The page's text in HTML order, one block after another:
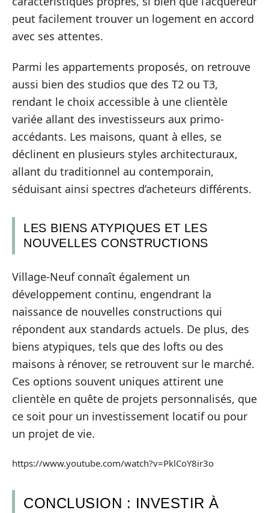
peut facilement trouver un logement en accord
avec ses attentes.
Parmi les appartements proposés, on retrouve
aussi bien des studios que des T2 ou T3,
rendant le choix accessible à une clientèle
variée allant des investisseurs aux primo-
accédants. Les maisons, quant à elles, se
déclinent en plusieurs styles architecturaux,
allant du traditionnel au contemporain,
séduisant ainsi spectres d’acheteurs différents.
LES BIENS ATYPIQUES ET LES
NOUVELLES CONSTRUCTIONS
Village-Neuf connaît également un
développement continu, engendrant la
naissance de nouvelles constructions qui
répondent aux standards actuels. De plus, des
biens atypiques, tels que des lofts ou des
maisons à rénover, se retrouvent sur le marché.
Ces options souvent uniques attirent une
clientèle en quête de projets personnalisés, que
ce soit pour un investissement locatif ou pour
un projet de vie.
https://www.youtube.com/watch?v=PklCoY8ir3o
CONCLUSION : INVESTIR À